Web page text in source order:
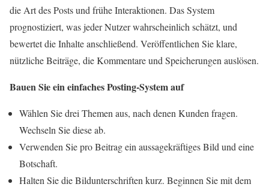
die Art des Posts und frühe Interaktionen. Das System
prognostiziert, was jeder Nutzer wahrscheinlich schätzt, und
bewertet die Inhalte anschließend. Veröffentlichen Sie klare,
nützliche Beiträge, die Kommentare und Speicherungen auslösen.
Bauen Sie ein einfaches Posting-System auf
Wählen Sie drei Themen aus, nach denen Kunden fragen.
Wechseln Sie diese ab.
Verwenden Sie pro Beitrag ein aussagekräftiges Bild und eine
Botschaft.
Halten Sie die Bildunterschriften kurz. Beginnen Sie mit dem